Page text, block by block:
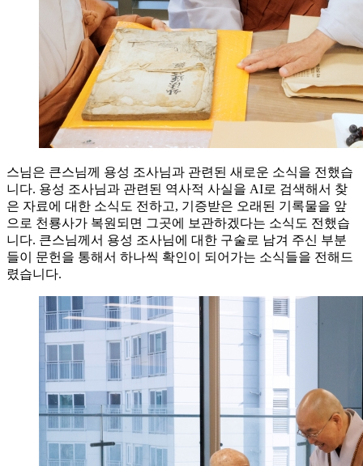
스님은 큰스님께 용성 조사님과 관련된 새로운 소식을 전했습
니다. 용성 조사님과 관련된 역사적 사실을 AI로 검색해서 찾
은 자료에 대한 소식도 전하고, 기증받은 오래된 기록물을 앞
으로 천룡사가 복원되면 그곳에 보관하겠다는 소식도 전했습
니다. 큰스님께서 용성 조사님에 대한 구술로 남겨 주신 부분
들이 문헌을 통해서 하나씩 확인이 되어가는 소식들을 전해드
렸습니다.